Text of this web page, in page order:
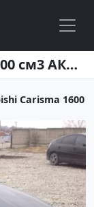
Купить Mitsubishi Carisma 1600 см3 АКПП (100 л.с.) Бензин инжектор в Новороссийск: цвет Черный Седан 1998 года по цене 200000 рублей, объявление №3209 на сайте Авторынок23
Carisma 1600